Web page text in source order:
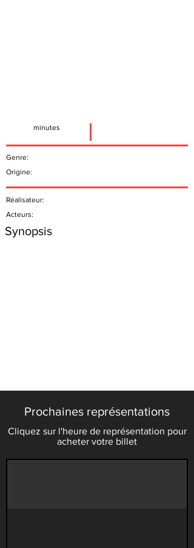
minutes
Genre:
Origine:
Réalisateur:
Acteurs:
Synopsis
Prochaines représentations
Cliquez sur l'heure de représentation pour
acheter votre billet